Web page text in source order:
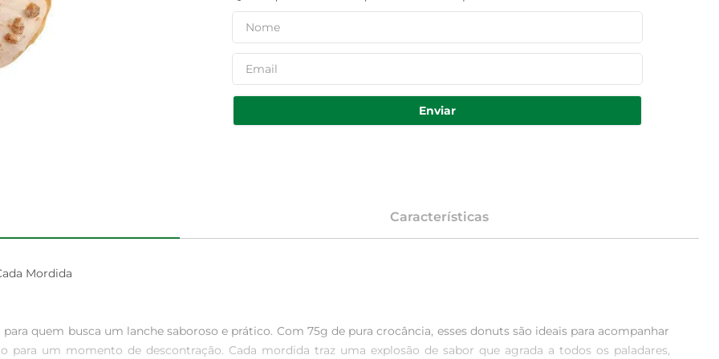
Enviar
Características
Mordida
quem busca um lanche saboroso e prático. Com 75g de pura crocância, esses donuts são ideais para acompanhar
um momento de descontração. Cada mordida traz uma explosão de sabor que agrada a todos os paladares,